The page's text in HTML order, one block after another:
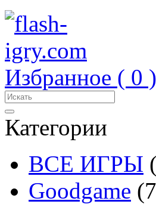
Избранное ( 0 )
Категории
ВСЕ ИГРЫ
Goodgame